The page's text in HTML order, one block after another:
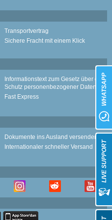
Transportvertrag
Sichere Fracht mit einem Klick
Informationstext zum Gesetz über den
Schutz personenbezogener Daten
Fast Express
Dokumente ins Ausland versenden
Internationaler schneller Versand
LIVE SUPPORT
WHATSAPP